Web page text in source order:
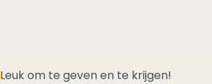
Leuk om te geven en te krijgen!